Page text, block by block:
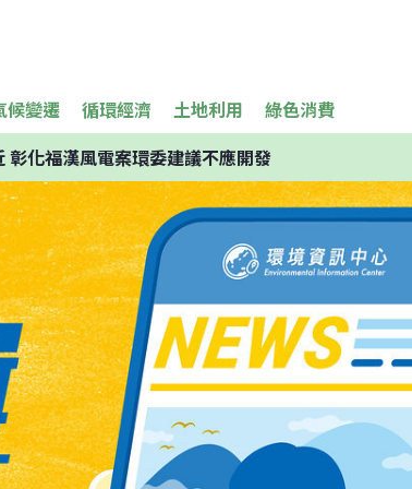
候變遷 循環經濟 土地利用 綠色消費
彰化福漢風電案環委建議不應開發